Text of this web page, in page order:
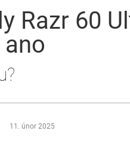
Razr 60
11. únor 2025